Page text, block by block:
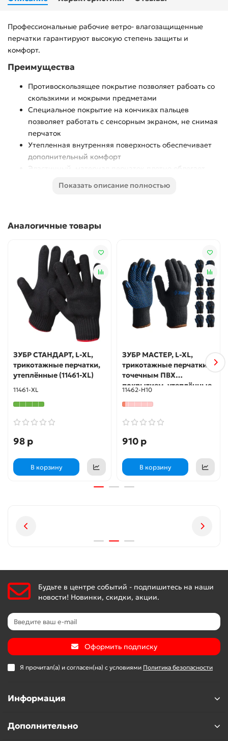
Профессиональные рабочие ветро- влагозащищенные
перчатки гарантируют высокую степень защиты и
комфорт.
Преимущества
Противоскользящее покрытие позволяет рабоать со
скользкими и мокрыми предметами
Специальное покрытие на кончиках пальцев
позволяет работать с сенсорным экраном, не снимая
перчаток
Утепленная внутренняя поверхность обеспечивает
дополнительный комфорт
Эластичный, материал перчаток плотно облегает
ручным, электро- и садовым инструментом.
Показать описание полностью
Аналогичные товары
ЗУБР СТАНДАРТ, L-XL,
трикотажные перчатки,
утеплённые (11461-XL)
11461-XL
98 р
В корзину
ЗУБР МАСТЕР, L-XL,
трикотажные перчатки с
точечным ПВХ
покрытием, утеплённые,
противоскользящие, 10
пар (11462-H10)
11462-H10
910 р
В корзину
Будьте в центре событий - подпишитесь на наши
новости! Новинки, скидки, акции.
Оформить подписку
Я прочитал(а) и согласен(на) с условиями Политика безопасности
Информация
Дополнительно